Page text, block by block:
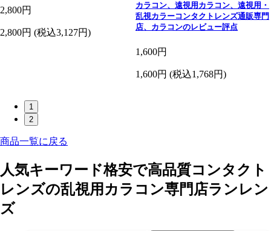
2,800円
2,800円 (税込3,127円)
カラコン、遠視用カラコン、遠視用・
乱視カラーコンタクトレンズ通販専門
店、カラコンのレビュー評点
1,600円
1,600円 (税込1,768円)
1
2
商品一覧に戻る
人気キーワード格安で高品質コンタクト
レンズの乱視用カラコン専門店ランレン
ズ